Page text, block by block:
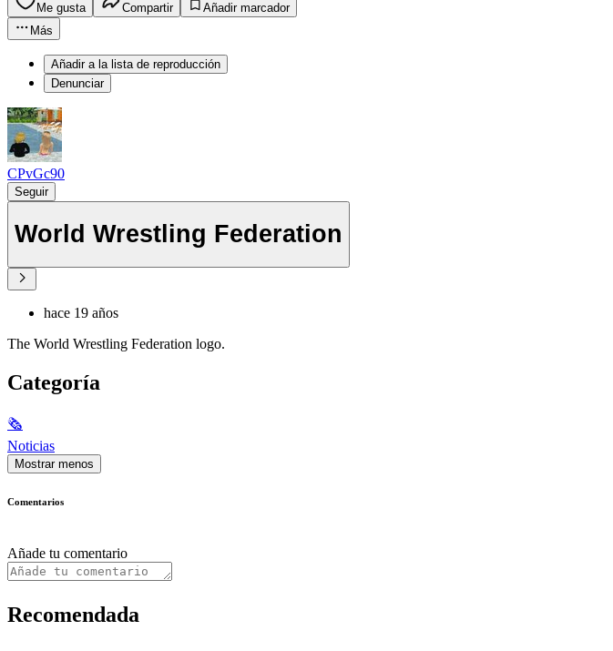
Me gusta Compartir
Añadir marcador
Más
Añadir a la lista de reproducción
Denunciar
CPvGc90
Seguir
World Wrestling Federation
hace 19 años
The World Wrestling Federation logo.
Categoría
🗞
Noticias
Mostrar menos
Comentarios
Añade tu comentario
Recomendada